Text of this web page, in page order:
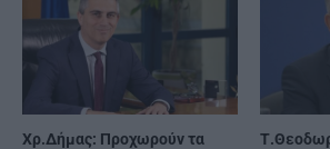
Χρ.Δήμας: Προχωρούν τα